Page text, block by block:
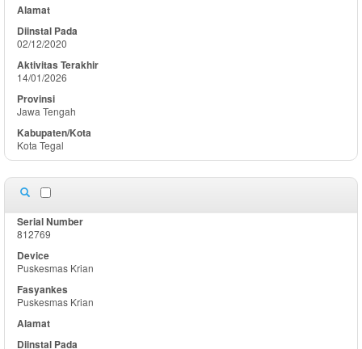
02/12/2020
14/01/2026
Jawa Tengah
Kota Tegal
812769
Puskesmas Krian
Puskesmas Krian